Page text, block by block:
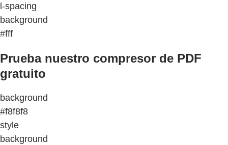
l-spacing
background
#fff
Prueba nuestro compresor de PDF
gratuito
background
#f8f8f8
style
background